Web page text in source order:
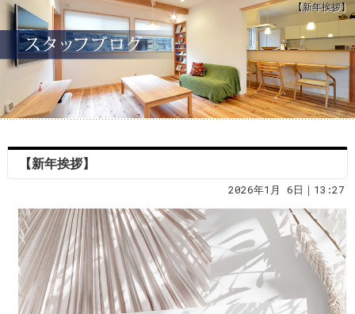
【新年挨拶】
【新年挨拶】
2026年1月 6日｜13:27